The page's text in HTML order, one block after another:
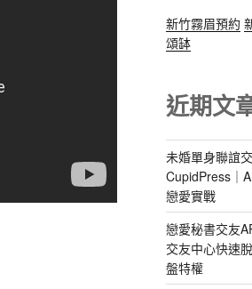
新竹霧眉預約
頌缽
近期文
未婚單身聯誼
CupidPress｜
戀愛實戰
戀愛秘書交友
交友中心快速
盤特權